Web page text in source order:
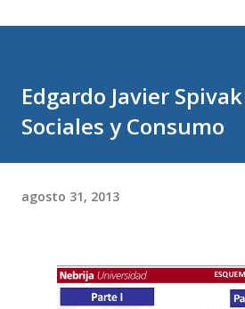
Edgardo Javier
Sociales y Consumo
agosto 31, 2013